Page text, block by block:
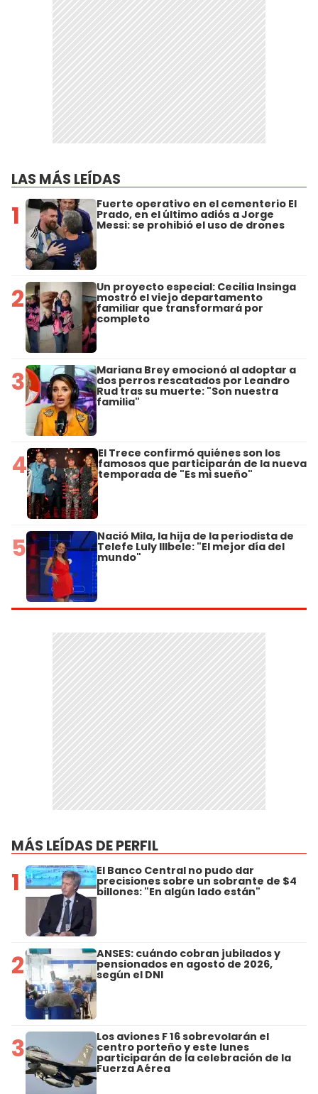
LAS MÁS LEÍDAS
1 Fuerte operativo en el cementerio El
Prado, en el último adiós a Jorge
Messi: se prohibió el uso de drones
2 Un proyecto especial: Cecilia Insinga
mostró el viejo departamento
familiar que transformará por
completo
3 Mariana Brey emocionó al adoptar a
dos perros rescatados por Leandro
Rud tras su muerte: "Son nuestra
familia"
4 El Trece confirmó quiénes son los
famosos que participarán de la nueva
temporada de "Es mi sueño"
5 Nació Mila, la hija de la periodista de
Telefe Luly Illbele: "El mejor día del
mundo"
MÁS LEÍDAS DE PERFIL
1 El Banco Central no pudo dar
precisiones sobre un sobrante de $4
billones: "En algún lado están"
2 ANSES: cuándo cobran jubilados y
pensionados en agosto de 2026,
según el DNI
3 Los aviones F 16 sobrevolarán el
centro porteño y este lunes
participarán de la celebración de la
Fuerza Aérea